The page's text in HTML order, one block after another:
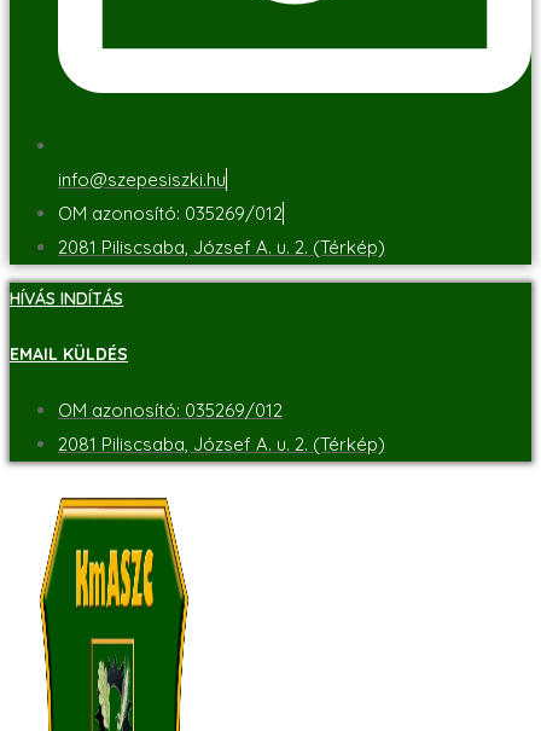
info@szepesiszki.hu
OM azonosító: 035269/012
2081 Piliscsaba, József A. u. 2. (Térkép)
HÍVÁS INDÍTÁS
EMAIL KÜLDÉS
OM azonosító: 035269/012
2081 Piliscsaba, József A. u. 2. (Térkép)